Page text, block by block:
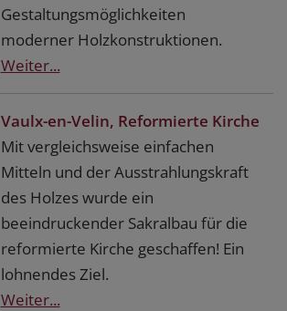
Gestaltungsmöglichkeiten
moderner Holzkonstruktionen.
Weiter...
Vaulx-en-Velin, Reformierte Kirche
Mit vergleichsweise einfachen
Mitteln und der Ausstrahlungskraft
des Holzes wurde ein
beeindruckender Sakralbau für die
reformierte Kirche geschaffen! Ein
lohnendes Ziel.
Weiter...